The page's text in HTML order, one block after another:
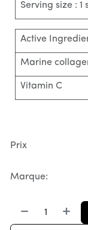
Serving size : 1
Active
Marine
Vitamin C
Prix
Marque: